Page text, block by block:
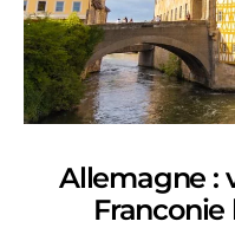
Allemagne :